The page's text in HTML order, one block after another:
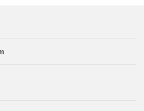
сотрудников.
автоматически запрещает
события, как запуск определенных
Flash-устройств и открытие